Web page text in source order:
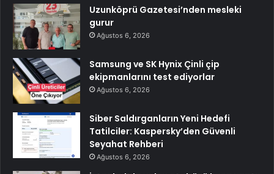
Uzunköprü Gazetesi’nden mesleki
gurur
Ağustos 6, 2026
Samsung ve SK Hynix Çinli çip
ekipmanlarını test ediyorlar
Ağustos 6, 2026
Siber Saldırganların Yeni Hedefi
Tatilciler: Kaspersky’den Güvenli
Seyahat Rehberi
Ağustos 6, 2026